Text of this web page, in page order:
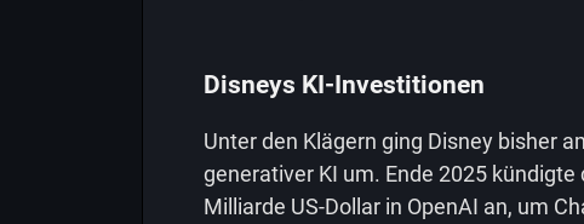
Disneys KI-Investitionen
Unter den Klägern ging Disney bisher
generativer KI um. Ende 2025
Milliarde US-Dollar in OpenAI an, um